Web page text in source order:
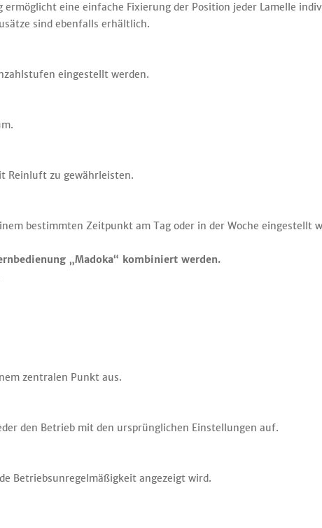
eine einfache Fixierung der Position jeder Lamelle
sind ebenfalls erhältlich.
eingestellt werden.
Reinluft zu gewährleisten.
bestimmten Zeitpunkt am Tag oder in der Woche eingestellt
„Madoka“ kombiniert werden.
zentralen Punkt aus.
den Betrieb mit den ursprünglichen Einstellungen auf.
Betriebsunregelmäßigkeit angezeigt wird.